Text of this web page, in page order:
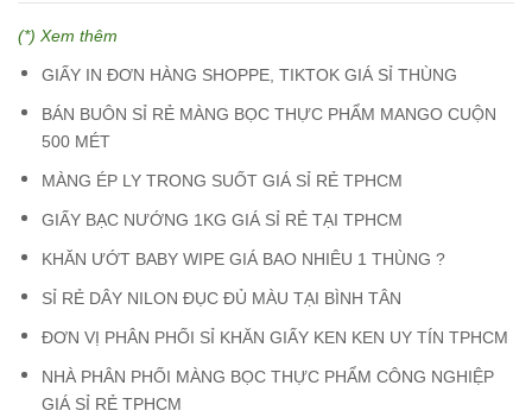
(*) Xem thêm
GIẤY IN ĐƠN HÀNG SHOPPE, TIKTOK GIÁ SỈ THÙNG
BÁN BUÔN SỈ RẺ MÀNG BỌC THỰC PHẨM MANGO CUỘN
500 MÉT
MÀNG ÉP LY TRONG SUỐT GIÁ SỈ RẺ TPHCM
GIẤY BẠC NƯỚNG 1KG GIÁ SỈ RẺ TẠI TPHCM
KHĂN ƯỚT BABY WIPE GIÁ BAO NHIÊU 1 THÙNG ?
SỈ RẺ DÂY NILON ĐỤC ĐỦ MÀU TẠI BÌNH TÂN
ĐƠN VỊ PHÂN PHỐI SỈ KHĂN GIẤY KEN KEN UY TÍN TPHCM
NHÀ PHÂN PHỐI MÀNG BỌC THỰC PHẨM CÔNG NGHIỆP
GIÁ SỈ RẺ TPHCM